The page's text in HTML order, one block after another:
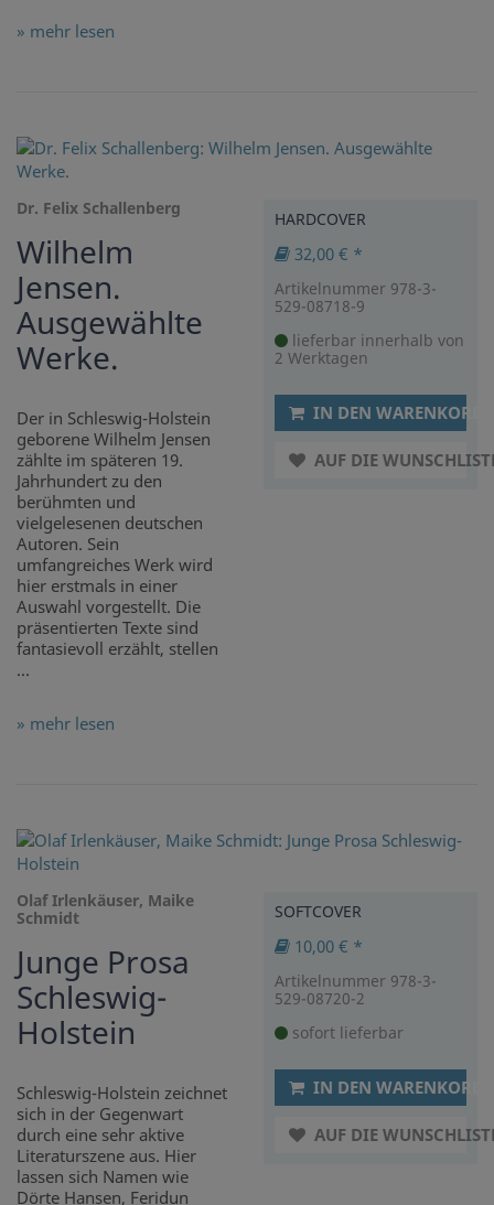
» mehr lesen
Dr. Felix Schallenberg
Wilhelm
Jensen.
Ausgewählte
Werke.
Der in Schleswig-Holstein
geborene Wilhelm Jensen
zählte im späteren 19.
Jahrhundert zu den
berühmten und
vielgelesenen deutschen
Autoren. Sein
umfangreiches Werk wird
hier erstmals in einer
Auswahl vorgestellt. Die
präsentierten Texte sind
fantasievoll erzählt, stellen
...
» mehr lesen
HARDCOVER
32,00 € *
Artikelnummer 978-3-
529-08718-9
lieferbar innerhalb von
2 Werktagen
IN DEN WARENKORB
AUF DIE
Olaf Irlenkäuser, Maike
Schmidt
Junge Prosa
Schleswig-
Holstein
Schleswig-Holstein zeichnet
sich in der Gegenwart
durch eine sehr aktive
Literaturszene aus. Hier
lassen sich Namen wie
Dörte Hansen, Feridun
SOFTCOVER
10,00 € *
Artikelnummer 978-3-
529-08720-2
sofort lieferbar
IN DEN WARENKORB
AUF DIE